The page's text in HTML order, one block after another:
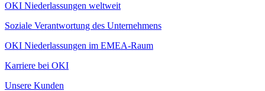
OKI Niederlassungen weltweit
Soziale Verantwortung des Unternehmens
OKI Niederlassungen im EMEA-Raum
Karriere bei OKI
Unsere Kunden